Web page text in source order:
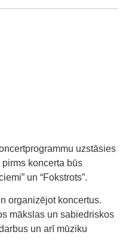
uzstāsies
koncerta būs
un “Fokstrots”.
organizējot koncertus.
mākslas un sabiedriskos
un arī mūziku